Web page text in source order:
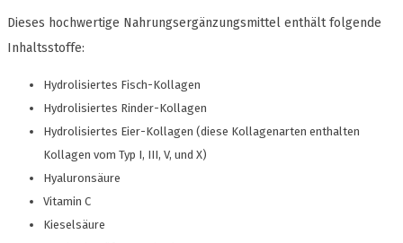
Dieses hochwertige Nahrungsergänzungsmittel enthält folgende
Inhaltsstoffe:
Hydrolisiertes Fisch-Kollagen
Hydrolisiertes Rinder-Kollagen
Hydrolisiertes Eier-Kollagen (diese Kollagenarten enthalten
Kollagen vom Typ I, III, V, und X)
Hyaluronsäure
Vitamin C
Kieselsäure